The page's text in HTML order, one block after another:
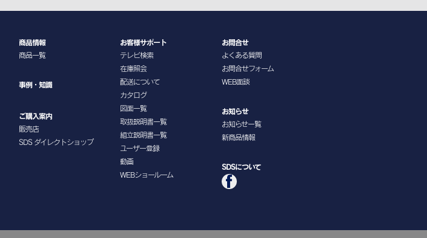
商品情報
商品一覧
事例・知識
ご購入案内
販売店
SDS ダイレクトショップ
お客様サポート
テレビ検索
在庫照会
配送について
カタログ
図面一覧
取扱説明書一覧
組立説明書一覧
ユーザー登録
動画
WEBショールーム
お問合せ
よくある質問
お問合せフォーム
WEB面談
お知らせ
お知らせ一覧
新商品情報
SDSについて